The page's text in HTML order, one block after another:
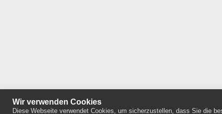
Wir verwenden Cookies
Diese Webseite verwendet Cookies, um sicherzustellen, dass Sie die